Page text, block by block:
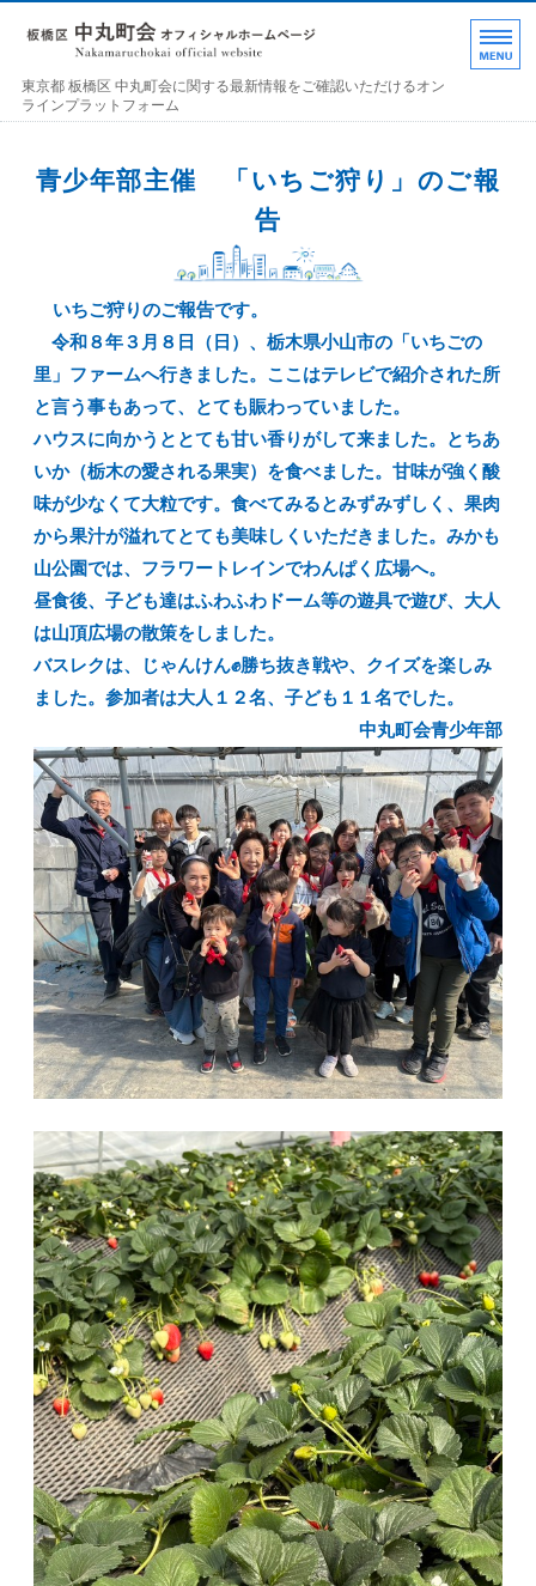
東京都 板橋区 中丸町
東京都 板橋区 中丸町会に関する最新情報をご確認いただけるオン
ラインプラットフォーム
町会加入のお誘い
お問い合わせ･連絡事項
青少年部主催 「いちご狩り」のご報
告
いちご狩りのご報告です。
令和８年３月８日（日）、栃木県小山市の「いちごの
里」ファームへ行きました。ここはテレビで紹介された所
と言う事もあって、とても賑わっていました。
ハウスに向かうととても甘い香りがして来ました。とちあ
いか（栃木の愛される果実）を食べました。甘味が強く酸
味が少なくて大粒です。食べてみるとみずみずしく、果肉
から果汁が溢れてとても美味しくいただきました。みかも
山公園では、フラワートレインでわんぱく広場へ。
昼食後、子ども達はふわふわドーム等の遊具で遊び、大人
は山頂広場の散策をしました。
バスレクは、じゃんけん✊勝ち抜き戦や、クイズを楽しみ
ました。参加者は大人１２名、子ども１１名でした。
中丸町会青少年部